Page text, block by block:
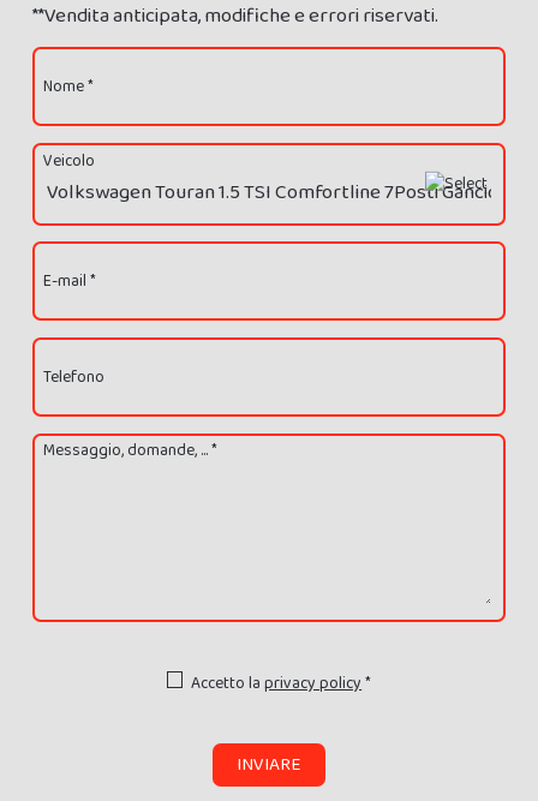
**Vendita anticipata, modifiche e errori riservati.
Nome *
Veicolo
E-mail *
Telefono
Messaggio, domande, ... *
Accetto laprivacy policy*
INVIARE